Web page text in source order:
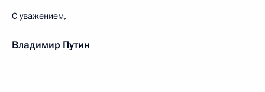
С уважением,
Владимир Путин